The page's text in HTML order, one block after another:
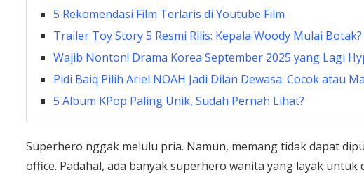
5 Rekomendasi Film Terlaris di Youtube Film
Trailer Toy Story 5 Resmi Rilis: Kepala Woody Mulai Botak?
Wajib Nonton! Drama Korea September 2025 yang Lagi
Pidi Baiq Pilih Ariel NOAH Jadi Dilan Dewasa: Cocok atau
5 Album KPop Paling Unik, Sudah Pernah Lihat?
Superhero nggak melulu pria. Namun, memang tidak dapat
office. Padahal, ada banyak superhero wanita yang layak